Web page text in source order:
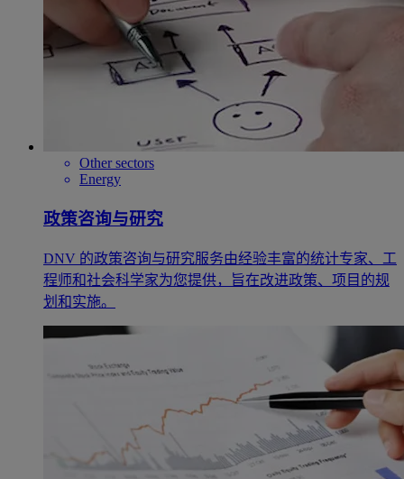
Other sectors
Energy
政策咨询与研究
DNV 的政策咨询与研究服务由经验丰富的统计专家、工
程师和社会科学家为您提供，旨在改进政策、项目的规
划和实施。